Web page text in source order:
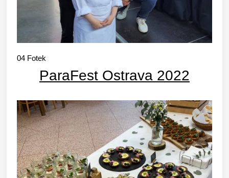
04 Fotek
ParaFest Ostrava 2022